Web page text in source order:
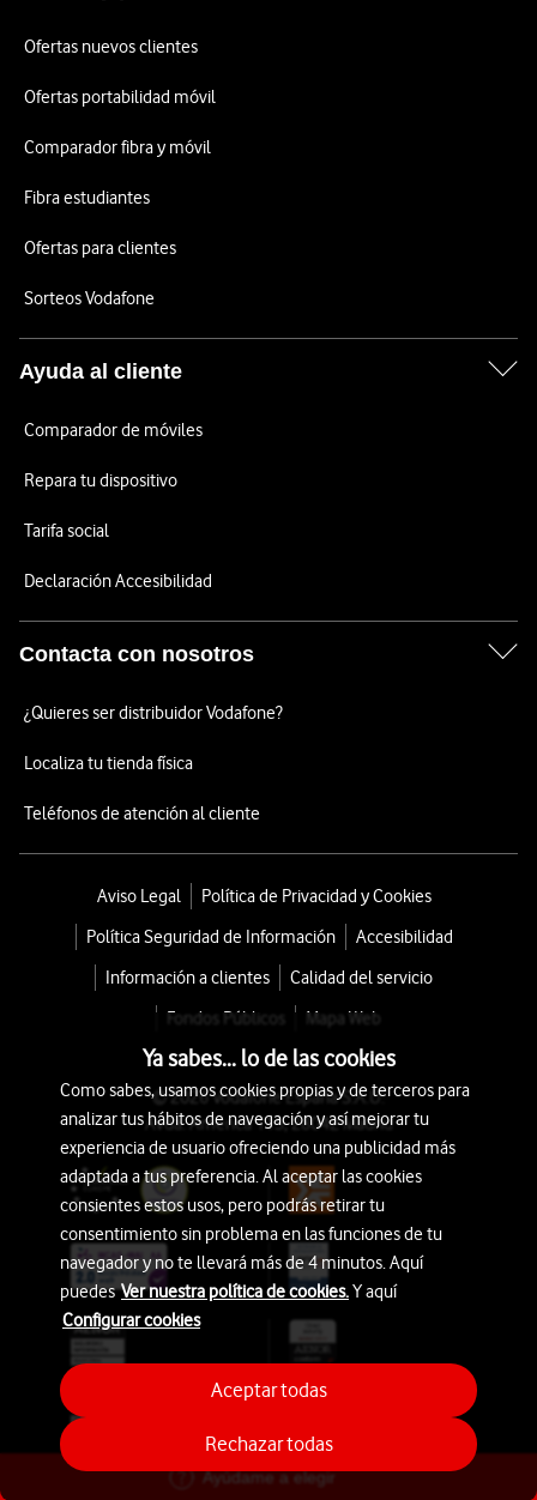
Ayúdame a elegir
Ofertas nuevos clientes
Ofertas portabilidad móvil
Comparador fibra y móvil
Fibra estudiantes
Ofertas para clientes
Sorteos Vodafone
Ayuda al cliente
Comparador de móviles
Repara tu dispositivo
Tarifa social
Declaración Accesibilidad
Contacta con nosotros
¿Quieres ser distribuidor Vodafone?
Localiza tu tienda física
Teléfonos de atención al cliente
Aviso Legal
Política de Privacidad y Cookies
Política Seguridad de Información
Accesibilidad
Información a clientes
Calidad del servicio
Fondos Públicos
Mapa Web
© 2026 Vodafone España S.A.U.
Avda. América 115, 28042 Madrid
Ya sabes... lo de las cookies
Como sabes, usamos cookies propias y de terceros para
analizar tus hábitos de navegación y así mejorar tu
experiencia de usuario ofreciendo una publicidad más
adaptada a tus preferencia. Al aceptar las cookies
consientes estos usos, pero podrás retirar tu
consentimiento sin problema en las funciones de tu
navegador y no te llevará más de 4 minutos. Aquí
puedesVer nuestra política de cookies.Y aquí
Configurar cookies
Rechazar todas
Aceptar todas